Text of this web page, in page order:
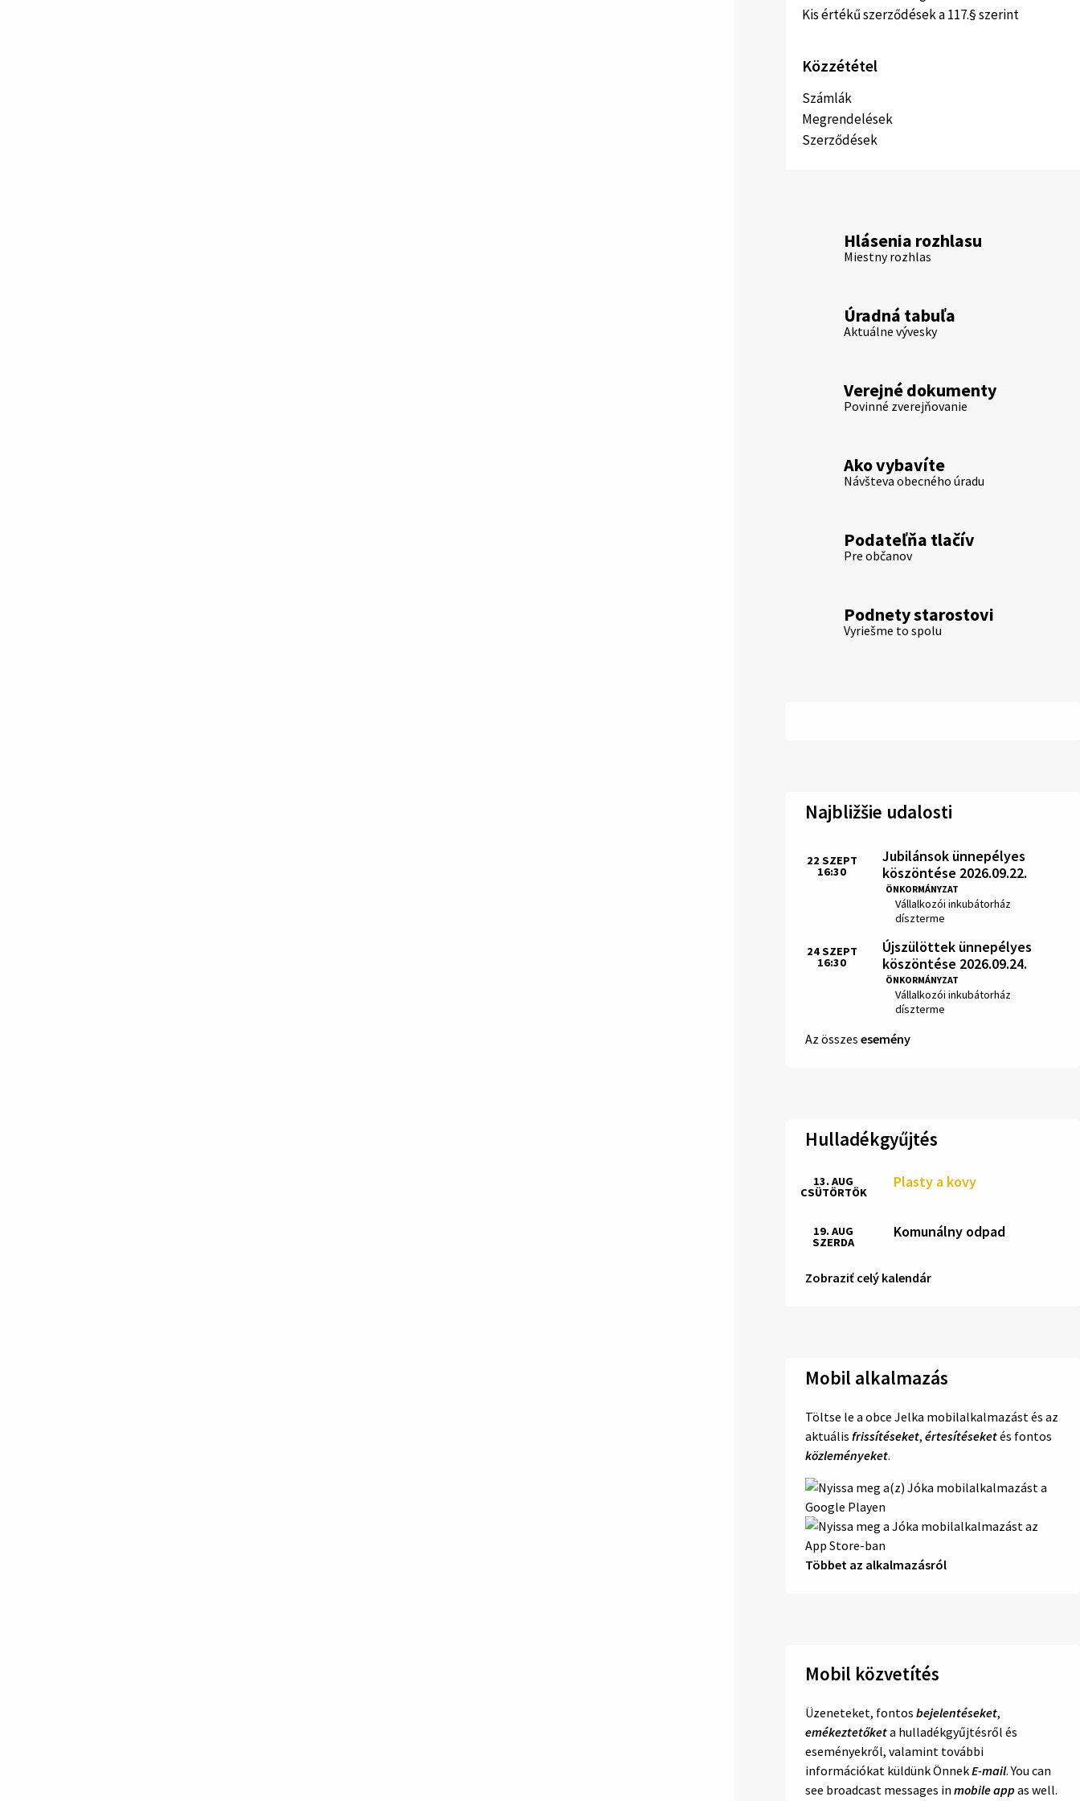
Kis értékű szerződések a 117.§ szerint
Közzététel
Számlák
Megrendelések
Szerződések
Hlásenia rozhlasu
Miestny rozhlas
Úradná tabuľa
Aktuálne vývesky
Verejné dokumenty
Povinné zverejňovanie
Ako vybavíte
Návšteva obecného úradu
Podateľňa tlačív
Pre občanov
Podnety starostovi
Vyriešme to spolu
Najbližšie udalosti
Jubilánsok ünnepélyes
köszöntése 2026.09.22.
ÖNKORMÁNYZAT
Hely:
Vállalkozói inkubátorház
díszterme
Idő:
22 SZEPT
16:30
Újszülöttek ünnepélyes
köszöntése 2026.09.24.
ÖNKORMÁNYZAT
Hely:
Vállalkozói inkubátorház
díszterme
Idő:
24SZEPT
16:30
Az összes esemény
Hulladékgyűjtés
Plasty a kovy
13. AUG
CSÜTÖRTÖK
Komunálny odpad
19. AUG
SZERDA
Zobraziť celý kalendár
Mobil alkalmazás
Töltse le a obce Jelka mobilalkalmazást és az
aktuális frissítéseket, értesítéseketés fontos
közleményeket.
Többet az alkalmazásról
Mobil közvetítés
Üzeneteket, fontos bejelentéseket,
emékeztetőketa hulladékgyűjtésről és
eseményekről, valamint további
információkat küldünk ÖnnekE-mail. You can
see broadcast messages in mobile app as well.